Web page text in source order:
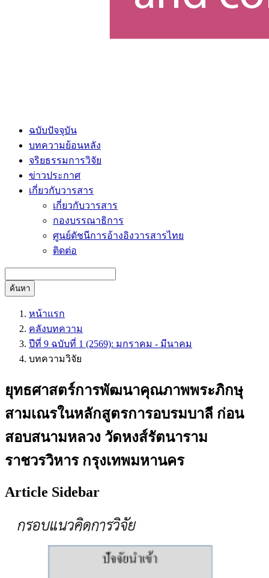
ฉบับปัจจุบัน
บทความย้อนหลัง
จริยธรรมการวิจัย
ข่าวประกาศ
เกี่ยวกับวารสาร
เกี่ยวกับวารสาร
กองบรรณาธิการ
ศูนย์ดัชนีการอ้างอิงวารสารไทย
ติดต่อ
ค้นหา
หน้าแรก
คลังบทความ
ปีที่ 9 ฉบับที่ 1 (2569): มกราคม - มีนาคม
บทความวิจัย
ยุทธศาสตร์การพัฒนาคุณภาพพระภิกษุ
สามเณรในหลักสูตรการอบรมบาลี ก่อน
สอบสนามหลวง วัดหงส์รัตนาราม
ราชวรวิหาร กรุงเทพมหานคร
Article Sidebar